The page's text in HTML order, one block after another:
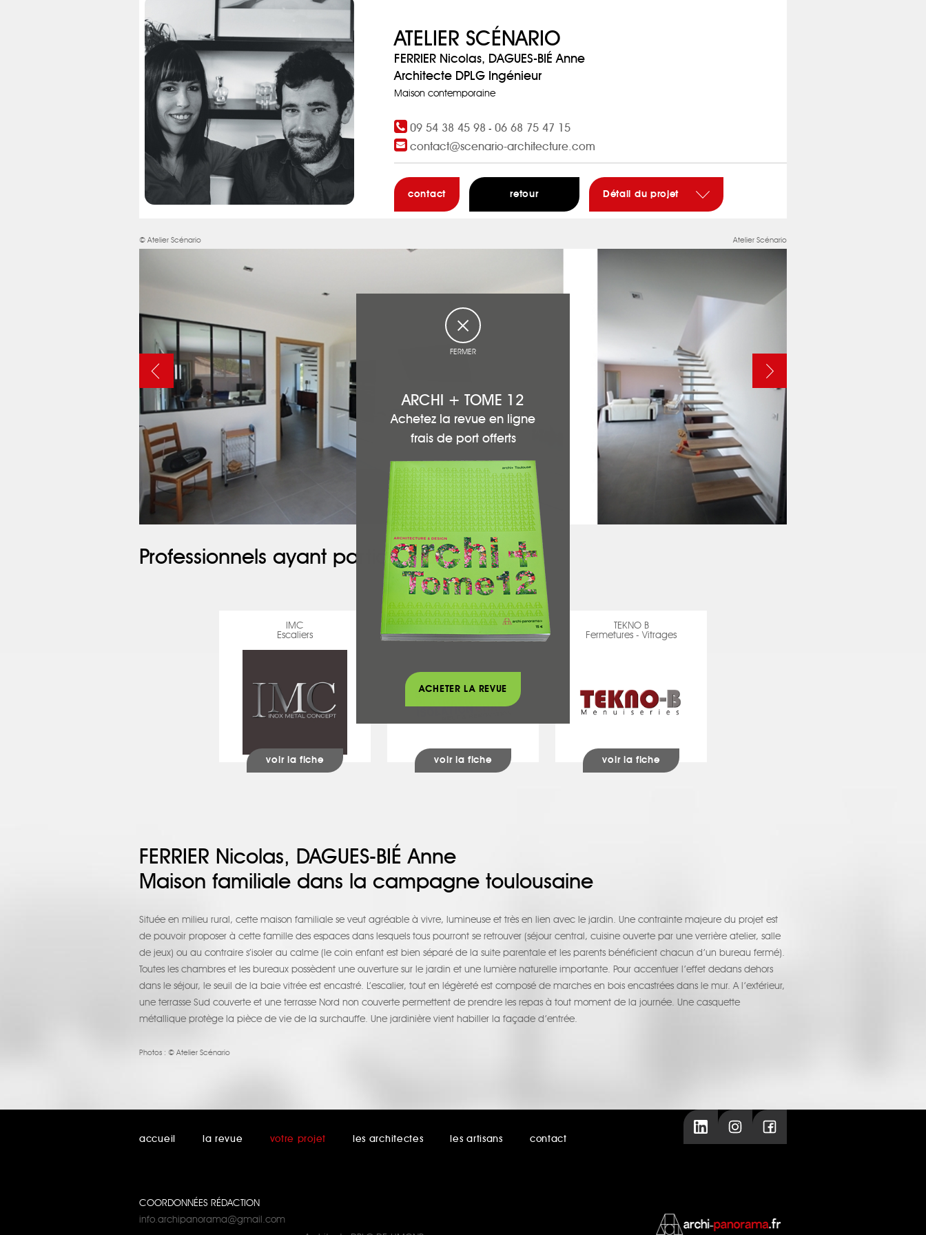
ATELIER SCÉNARIO
FERRIER Nicolas, DAGUES-BIÉ Anne
Architecte DPLG Ingénieur
Maison contemporaine
09 54 38 45 98 - 06 68 75 47 15
contact@scenario-architecture.com
contact retour Détail du projet
© Atelier Scénario Atelier Scénario
Professionnels ayant participé à ce projet :
IMC
Escaliers
voir la fiche
SIMED PLATRERIE
Chapes
voir la fiche
TEKNO B
Fermetures - Vitrages
voir la fiche
FERRIER Nicolas, DAGUES-BIÉ Anne
Maison familiale dans la campagne toulousaine
Située en milieu rural, cette maison familiale se veut agréable à vivre, lumineuse et très en lien avec le jardin. Une contrainte majeure du projet est
de pouvoir proposer à cette famille des espaces dans lesquels tous pourront se retrouver (séjour central, cuisine ouverte par une verrière atelier, salle
de jeux) ou au contraire s’isoler au calme (le coin enfant est bien séparé de la suite parentale et les parents bénéficient chacun d’un bureau fermé).
Toutes les chambres et les bureaux possèdent une ouverture sur le jardin et une lumière naturelle importante. Pour accentuer l’effet dedans dehors
dans le séjour, le seuil de la baie vitrée est encastré. L’escalier, tout en légèreté est composé de marches en bois encastrées dans le mur. A l’extérieur,
une terrasse Sud couverte et une terrasse Nord non couverte permettent de prendre les repas à tout moment de la journée. Une casquette
métallique protège la pièce de vie de la surchauffe. Une jardinière vient habiller la façade d’entrée.
Photos : © Atelier Scénario
accueil la revue votre projet les architectes les artisans contact
COORDONNÉES RÉDACTION
info.archipanorama@gmail.com
FERMER
ARCHI + TOME 12
Achetez la revue en ligne
frais de port offerts
ACHETER LA REVUE